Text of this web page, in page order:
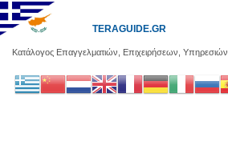
Κατάλογος Επαγγελματιών, Επιχειρήσεων, Υπηρεσιών
TERAGUIDE.GR